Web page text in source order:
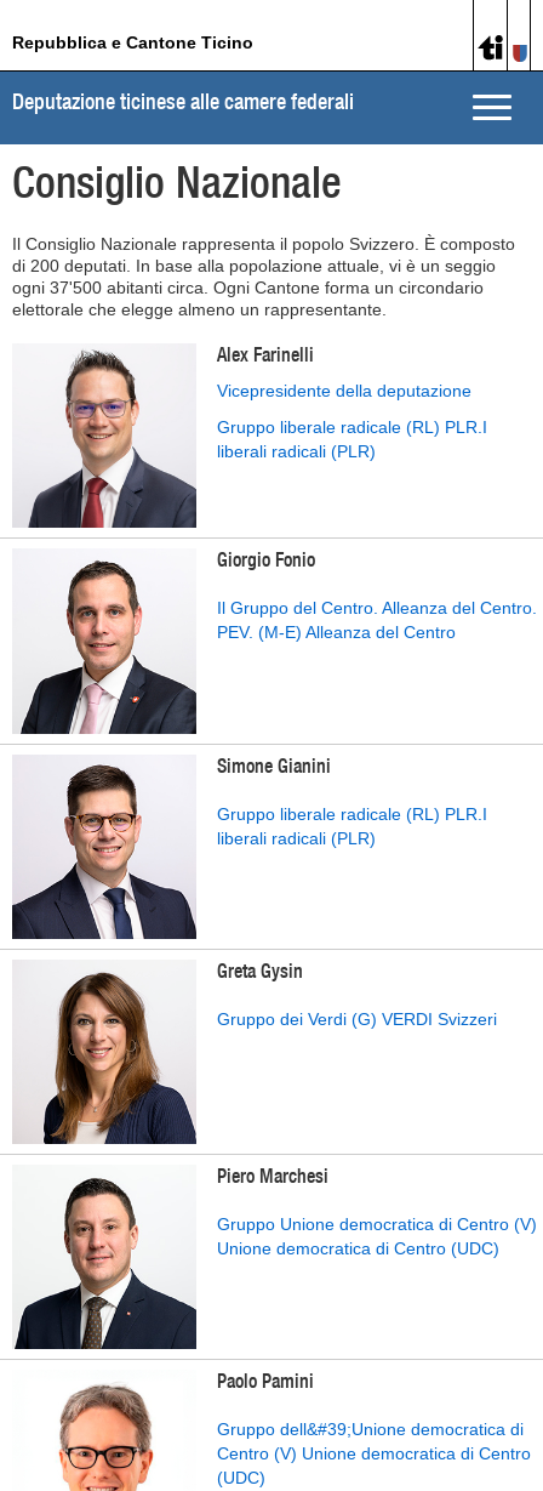
Repubblica e Cantone Ticino
Toggle
Deputazione ticinese alle camere federali
Consiglio Nazionale
Il Consiglio Nazionale rappresenta il popolo Svizzero. È composto
di 200 deputati. In base alla popolazione attuale, vi è un seggio
ogni 37'500 abitanti circa. Ogni Cantone forma un circondario
elettorale che elegge almeno un rappresentante.
Alex Farinelli
Vicepresidente della deputazione
Gruppo liberale radicale (RL) PLR.I
liberali radicali (PLR)
Giorgio Fonio
Il Gruppo del Centro. Alleanza del Centro.
PEV. (M-E) Alleanza del Centro
Simone Gianini
Gruppo liberale radicale (RL) PLR.I
liberali radicali (PLR)
Greta Gysin
Gruppo dei Verdi (G) VERDI Svizzeri
Piero Marchesi
Gruppo Unione democratica di Centro (V)
Unione democratica di Centro (UDC)
Paolo Pamini
Gruppo dell&#39;Unione democratica di
Centro (V) Unione democratica di Centro
(UDC)